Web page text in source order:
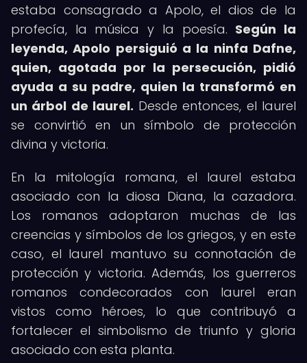
estaba consagrado a Apolo, el dios de la
profecía, la música y la poesía. Según la
leyenda, Apolo persiguió a la ninfa Dafne,
quien, agotada por la persecución, pidió
ayuda a su padre, quien la transformó en
un árbol de laurel. Desde entonces, el laurel
se convirtió en un símbolo de protección
divina y victoria.
En la mitología romana, el laurel estaba
asociado con la diosa Diana, la cazadora.
Los romanos adoptaron muchas de las
creencias y símbolos de los griegos, y en este
caso, el laurel mantuvo su connotación de
protección y victoria. Además, los guerreros
romanos condecorados con laurel eran
vistos como héroes, lo que contribuyó a
fortalecer el simbolismo de triunfo y gloria
asociado con esta planta.